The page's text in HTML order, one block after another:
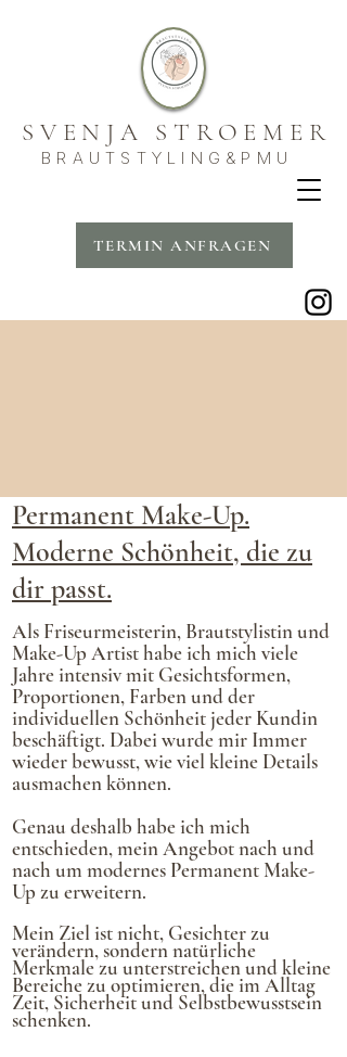
SVENJA STROEMER
TERMIN ANFRAGEN
BRAUTSTYLING&PMU
Permanent Make-Up.
Moderne Schönheit, die zu
dir passt.
Als Friseurmeisterin, Brautstylistin und
Make-Up Artist habe ich mich viele
Jahre intensiv mit Gesichtsformen,
Proportionen, Farben und der
individuellen Schönheit jeder Kundin
beschäftigt. Dabei wurde mir Immer
wieder bewusst, wie viel kleine Details
ausmachen können.
Genau deshalb habe ich mich
entschieden, mein Angebot nach und
nach um modernes Permanent Make-
Up zu erweitern.
Mein Ziel istnicht, Gesichter zu
verändern, sondern natürliche
Merkmale zu unterstreichen und kleine
Bereiche zu optimieren, die im Alltag
Zeit, Sicherheit und Selbstbewusstsein
schenken.